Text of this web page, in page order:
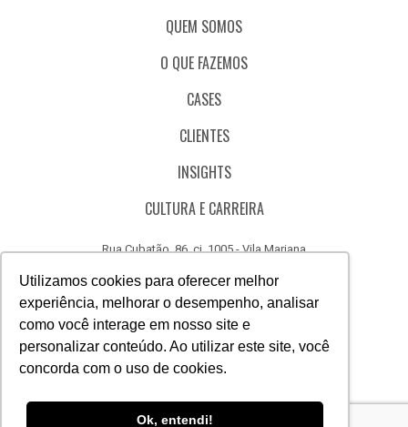
Utilizamos cookies para oferecer melhor
experiência, melhorar o desempenho, analisar
como você interage em nosso site e
personalizar conteúdo. Ao utilizar este site, você
concorda com o uso de cookies.
Ok, entendi!
QUEM SOMOS
O QUE FAZEMOS
CASES
CLIENTES
INSIGHTS
CULTURA E CARREIRA
Rua Cubatão, 86, cj. 1005 - Vila Mariana
CÓDIGO DE ÉTICA
CANAL DE DENÚNCIAS
AcesseAcesseAcesse